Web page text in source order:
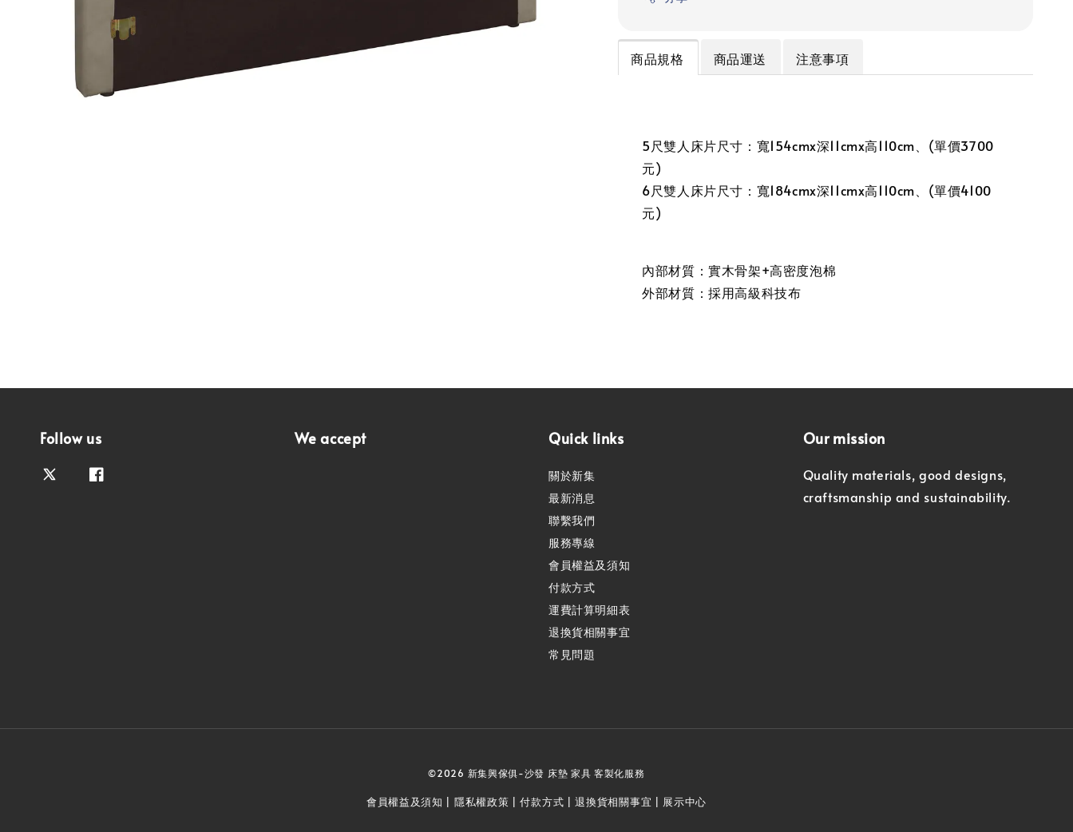
商品規格 商品運送 注意事項
5尺雙人床片尺寸：寬154cmx深11cmx高110cm、(單價3700
元)
6尺雙人床片尺寸：寬184cmx深11cmx高110cm、(單價4100
元)
內部材質：實木骨架+高密度泡棉
外部材質：採用高級科技布
Follow us We accept Quick links
關於新集
最新消息
聯繫我們
服務專線
會員權益及須知
付款方式
運費計算明細表
退換貨相關事宜
常見問題
Our mission
Quality materials, good designs,
craftsmanship and sustainability.
©2026 新集興傢俱-沙發 床墊 家具 客製化服務
會員權益及須知 隱私權政策 |付款方式 |退換貨相關事宜 展示中心